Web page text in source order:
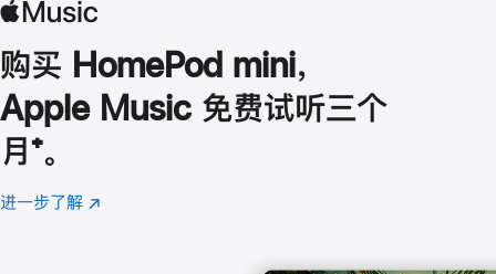
购买 HomePod mini，
Apple Music 免费试听三个
月 脚
注
⁺。
进一步了解 Apple
(在